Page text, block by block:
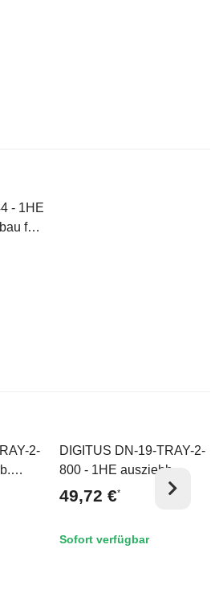
- 1HE
für
2-
Top
DIGITUS DN-19-TRAY-2-
800 - 1HE ausziehb.
Fachboden für 800 mm
tiefe Schränke
kg, grau (RAL 7035)
49,72 €*
Sofort verfügbar